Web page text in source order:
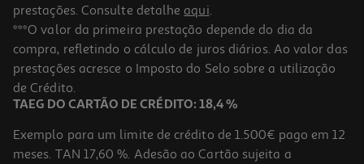
Livro O Enigma De Deus
19.71 €/un
21,90 € PVP de editor
19,71 €
prestações. Consulte detalhe aqui.
***O valor da primeira prestação depende do dia da
compra, refletindo o cálculo de juros diários. Ao valor das
prestações acresce o Imposto do Selo sobre a utilização
de Crédito.
TAEG DO CARTÃO DE CRÉDITO: 18,4 %
Exemplo para um limite de crédito de 1.500€ pago em 12
meses. TAN 17,60 %. Adesão ao Cartão sujeita a